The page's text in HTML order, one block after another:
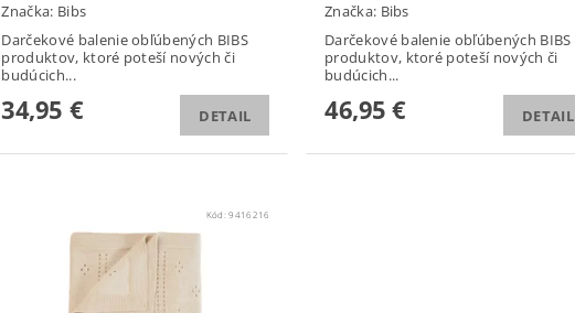
Značka: Bibs
Darčekové balenie obľúbených BIBS
produktov, ktoré poteší nových či
budúcich...
34,95 € DETAIL
Značka: Bibs
Darčekové balenie obľúbených BIBS
produktov, ktoré poteší nových či
budúcich...
46,95 € DETAIL
Kód:9416216